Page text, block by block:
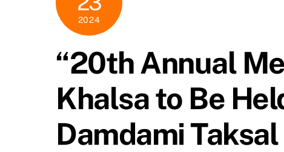
2024
“20th Annual
Khalsa to Be
Damdami